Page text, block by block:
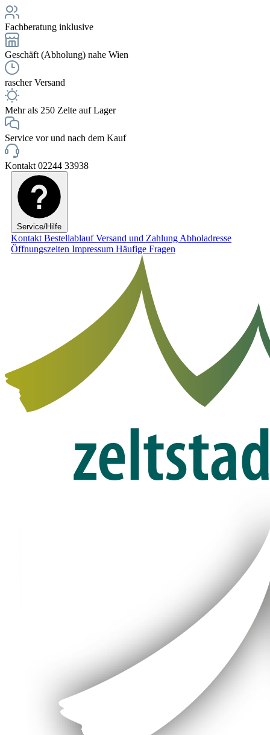
Fachberatung inklusive
Geschäft (Abholung) nahe Wien
rascher Versand
Mehr als 250 Zelte auf Lager
Service vor und nach dem Kauf
Kontakt 02244 33938
Service/Hilfe
Kontakt BestellablaufVersand und Zahlung Abholadresse
Öffnungszeiten Impressum Häufige Fragen